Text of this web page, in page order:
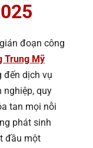
đoạn công
Trung Mỹ
dịch vụ
nghiệp, quy
tan mọi nỗi
phát sinh
đầu một